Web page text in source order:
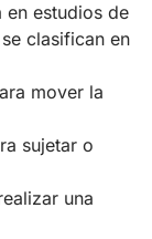
en estudios de
clasifican en
mover la
sujetar o
una